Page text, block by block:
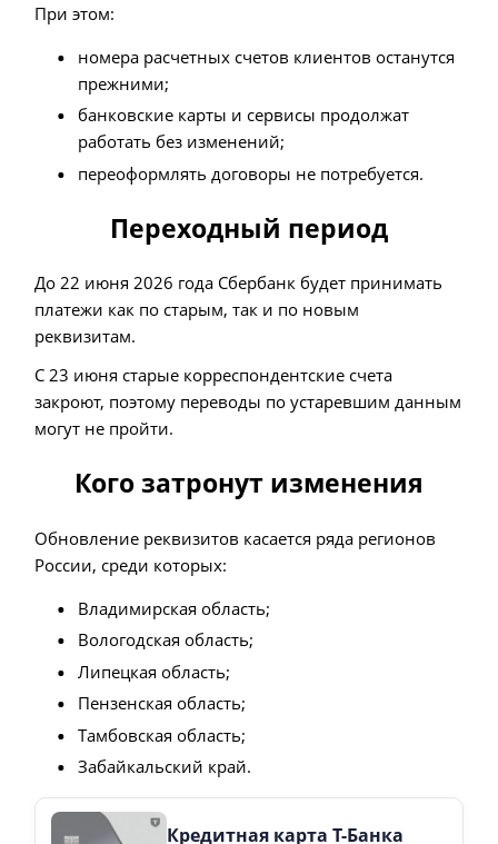
При этом:
номера расчетных счетов клиентов останутся
прежними;
банковские карты и сервисы продолжат
работать без изменений;
переоформлять договоры не потребуется.
Переходный период
До 22 июня 2026 года Сбербанк будет принимать
платежи как по старым, так и по новым
реквизитам.
С 23 июня старые корреспондентские счета
закроют, поэтому переводы по устаревшим данным
могут не пройти.
Кого затронут изменения
Обновление реквизитов касается ряда регионов
России, среди которых:
Владимирская область;
Вологодская область;
Липецкая область;
Пензенская область;
Тамбовская область;
Забайкальский край.
Кредитная карта Т-Банка